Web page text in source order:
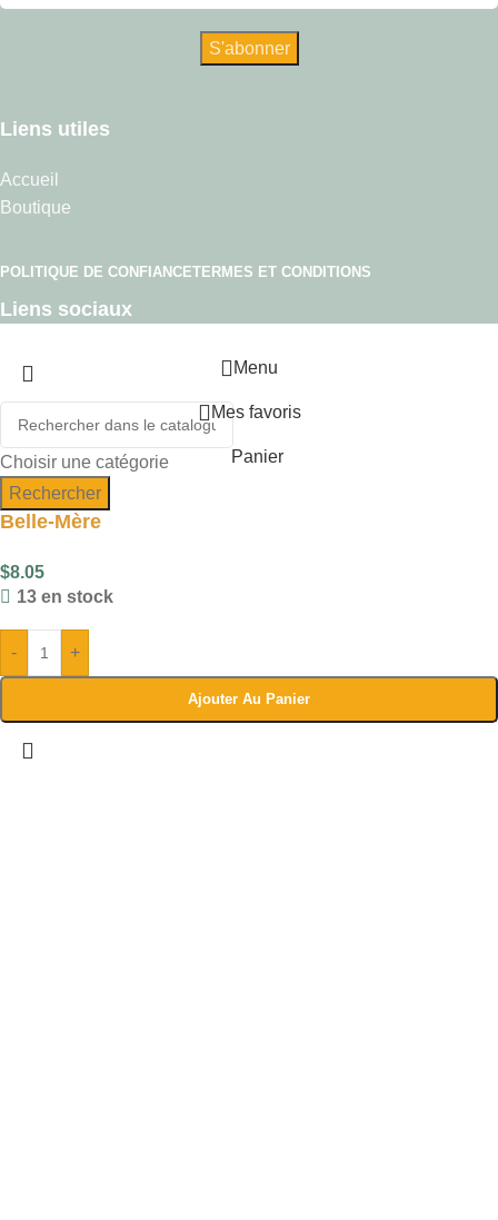
Liens utiles
Accueil
Boutique
POLITIQUE DE CONFIANCETERMES ET CONDITIONS
Liens sociaux
Choisir une catégorie
Rechercher
Menu
Mes favoris
Panier
Belle-Mère
$8.05
13 en stock
- +
Ajouter Au Panier